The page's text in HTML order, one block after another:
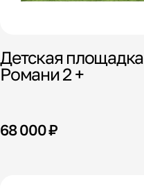
Детская площадка
Романи 2 +
68 000 ₽